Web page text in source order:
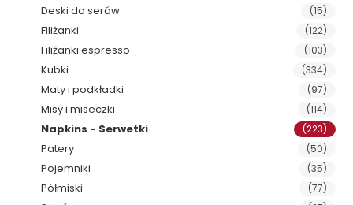
Deski do serów (15)
Filiżanki (122)
Filiżanki espresso (103)
Kubki (334)
Maty i podkładki (97)
Misy i miseczki (114)
Napkins - Serwetki (223)
Patery (50)
Pojemniki (35)
Półmiski (77)